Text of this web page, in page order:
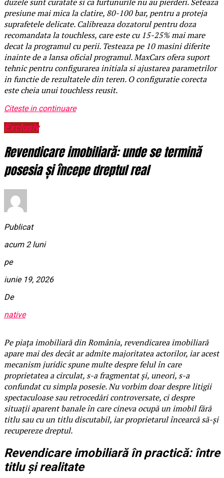
presiune mai mica la clatire, 80-100 bar, pentru a proteja
suprafetele delicate. Calibreaza dozatorul pentru doza
recomandata la touchless, care este cu 15-25% mai mare
decat la programul cu perii. Testeaza pe 10 masini diferite
inainte de a lansa oficial programul. MaxCars ofera suport
tehnic pentru configurarea initiala si ajustarea parametrilor
in functie de rezultatele din teren. O configuratie corecta
este cheia unui touchless reusit.
Citeste in continuare
Exclusiv
Revendicare imobiliară: unde se termină
posesia și începe dreptul real
Publicat
acum 2 luni
pe
iunie 19, 2026
De
native
Pe piața imobiliară din România, revendicarea imobiliară
apare mai des decât ar admite majoritatea actorilor, iar acest
mecanism juridic spune multe despre felul în care
proprietatea a circulat, s-a fragmentat și, uneori, s-a
confundat cu simpla posesie. Nu vorbim doar despre litigii
spectaculoase sau retrocedări controversate, ci despre
situații aparent banale în care cineva ocupă un imobil fără
titlu sau cu un titlu discutabil, iar proprietarul încearcă să-și
recupereze dreptul.
Revendicare imobiliară în practică: între
titlu și realitate